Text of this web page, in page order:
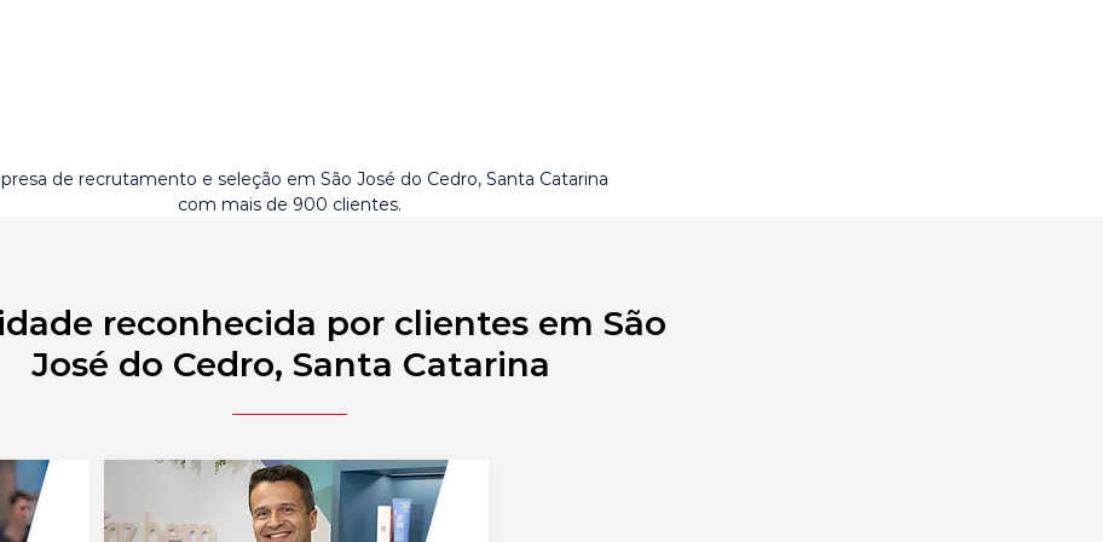
de recrutamento e seleção em São José do Cedro, Santa Catarina
com mais de 900 clientes.
reconhecida por clientes em São
José do Cedro, Santa Catarina